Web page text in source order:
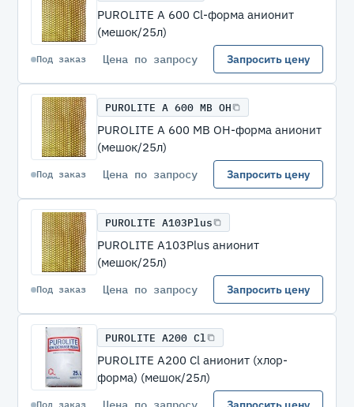
PUROLITE A 600 Cl-форма анионит
(мешок/25л)
Под заказ Цена по запросу Запросить цену
PUROLITE A 600 MB OH
PUROLITE A 600 MB OH-форма анионит
(мешок/25л)
Под заказ Цена по запросу Запросить цену
PUROLITE A103Plus
PUROLITE A103Plus анионит
(мешок/25л)
Под заказ Цена по запросу Запросить цену
PUROLITE A200 Cl
PUROLITE A200 Cl анионит (хлор-
форма) (мешок/25л)
Под заказ